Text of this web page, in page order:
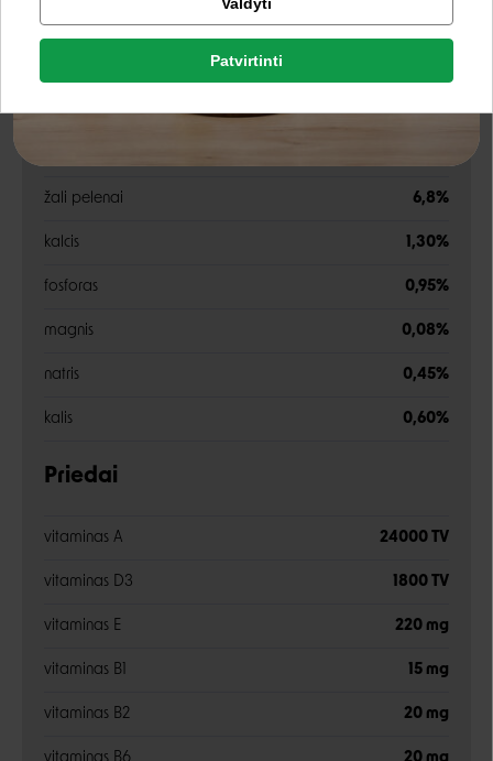
Rašyti atsiliepimą
Analitinės sudedamosios dalys
žali riebalai 20,0%
žali pelenai 6,8%
kalcis 1,30%
fosforas 0,95%
magnis 0,08%
natris 0,45%
kalis 0,60%
Priedai
vitaminas A 24000 TV
vitaminas D3 1800 TV
vitaminas E 220 mg
vitaminas B1 15 mg
vitaminas B2 20 mg
Rašyti atsiliepimą
Facebook
Negalite prisijungti prie paskyros?
Patvirtinti